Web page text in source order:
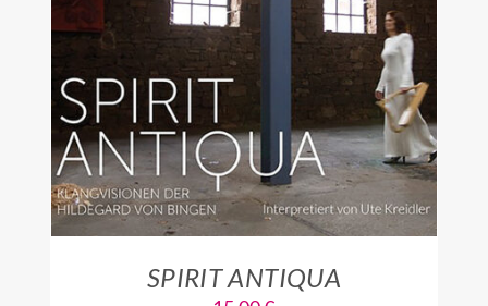
Bewertet
mit 5.00
5
Ungeprüfte Gesamtbewertungen
IN DEN WARENKORB
DETAILS
SPIRIT ANTIQUA